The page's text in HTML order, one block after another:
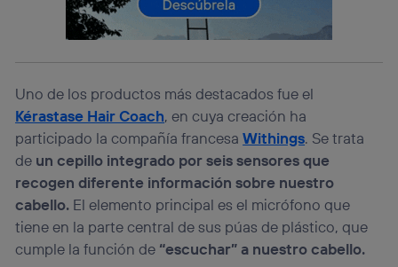
Uno de los productos más destacados fue el
Kérastase Hair Coach, en cuya creación ha
participado la compañía francesaWithings. Se trata
de un cepillo integrado por seis sensores que
recogen diferente información sobre nuestro
cabello. El elemento principal es el micrófono que
tiene en la parte central de sus púas de plástico, que
cumple la función de “escuchar” a nuestro cabello.
consienta el uso de la tecnología recibirá el mismo
identificador. Típicamente:
actividades de navegación de los miembros del hogar
que hayan dado su consentimiento.
Si utilizasdatos móviles, el marketing será más
personalizado, ya que se basará únicamente en la
navegación del usuario del móvil.
Puedes gestionar los consentimientos Utiq seleccionando
“Administrar Utiq” en la parte inferior de esta página web o
visitando el portal de privacidad de Utiq
(“consenthub”)
. Para más información, consulta
la política de privacidad de Utiq